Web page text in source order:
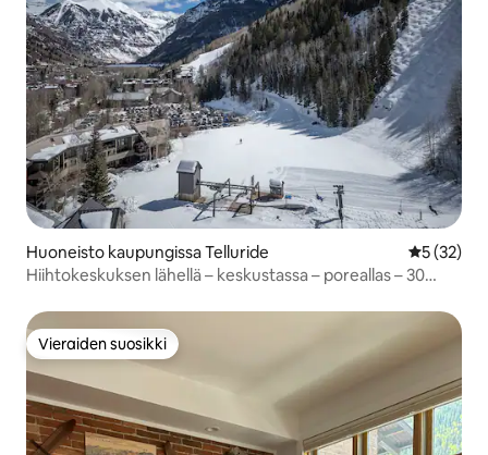
Huoneisto kaupungissa Telluride
5 (32)
Hiihtokeskuksen lähellä – keskustassa – poreallas – 30
Vieraiden suosikki
Vieraiden suosikki